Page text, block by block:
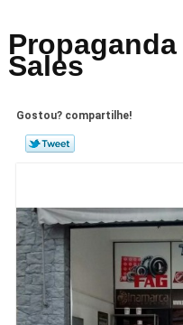
Sales
Gostou? compartilhe!